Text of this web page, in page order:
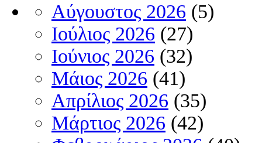
Αύγουστος 2026 (5)
Ιούλιος 2026 (27)
Ιούνιος 2026 (32)
Μάιος 2026 (41)
Απρίλιος 2026 (35)
Μάρτιος 2026 (42)